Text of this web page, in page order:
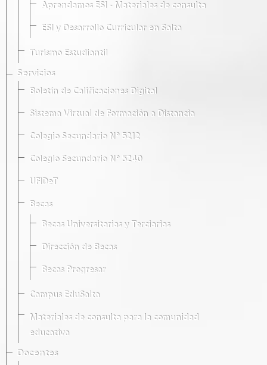
Aprendamos ESI - Materiales de consulta
ESI y Desarrollo Curricular en Salta
Turismo Estudiantil
Servicios
Boletín de Calificaciones Digital
Sistema Virtual de Formación a Distancia
Colegio Secundario Nº 5212
Colegio Secundario Nº 5240
UFIDeT
Becas
Becas Universitarias y Terciarias
Dirección de Becas
Becas Progresar
Campus EduSalta
Materiales de consulta para la comunidad
educativa
Docentes